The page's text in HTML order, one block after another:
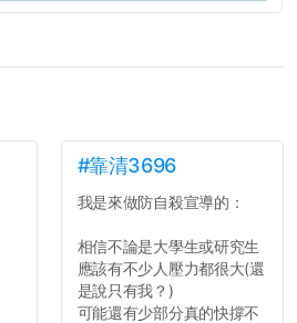
#靠清3696
我是來做防自殺宣導的：
相信不論是大學生或研究生
應該有不少人壓力都很大(還
是說只有我？)
可能還有少部分真的快撐不